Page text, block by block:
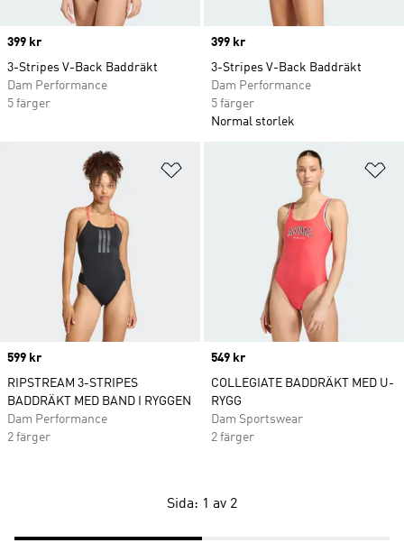
Price
399 kr
3-Stripes V-Back Baddräkt
Dam Performance
5 färger
Price
399 kr
3-Stripes V-Back Baddräkt
Dam Performance
5 färger
Normal storlek
Lägg till på önskelistan
Price
599 kr
RIPSTREAM 3-STRIPES
BADDRÄKT MED BAND I RYGGEN
Dam Performance
2 färger
Price
549 kr
COLLEGIATE BADDRÄKT MED U-
RYGG
Dam Sportswear
2 färger
Sida: 1 av 2